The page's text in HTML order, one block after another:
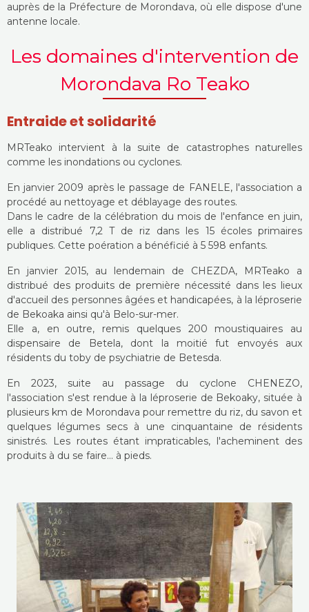
auprès de la Préfecture de Morondava, où elle dispose d'une
antenne locale.
Les domaines d'intervention de
Morondava Ro Teako
Entraide et solidarité
MRTeako intervient à la suite de catastrophes naturelles
comme les inondations ou cyclones.
En janvier 2009 après le passage de FANELE, l'association a
procédé au nettoyage et déblayage des routes.
Dans le cadre de la célébration du mois de l'enfance en juin,
elle a distribué 7,2 T de riz dans les 15 écoles primaires
publiques. Cette poération a bénéficié à 5 598 enfants.
En janvier 2015, au lendemain de CHEZDA, MRTeako a
distribué des produits de première nécessité dans les lieux
d'accueil des personnes âgées et handicapées, à la léproserie
de Bekoaka ainsi qu'à Belo-sur-mer.
Elle a, en outre, remis quelques 200 moustiquaires au
dispensaire de Betela, dont la moitié fut envoyés aux
résidents du toby de psychiatrie de Betesda.
En 2023, suite au passage du cyclone CHENEZO,
l'association s'est rendue à la léproserie de Bekoaky, située à
plusieurs km de Morondava pour remettre du riz, du savon et
quelques légumes secs à une cinquantaine de résidents
sinistrés. Les routes étant impraticables, l'acheminent des
produits à du se faire... à pieds.